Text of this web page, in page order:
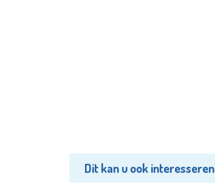
Dit kan u ook interesseren